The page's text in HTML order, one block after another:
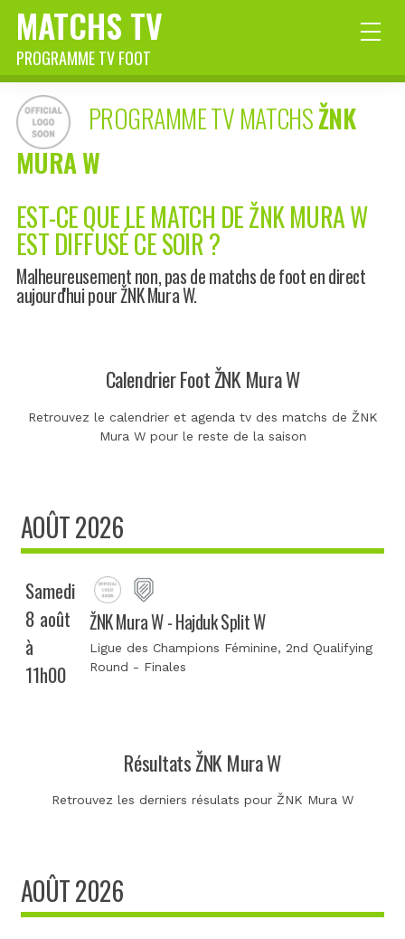
MATCHS TV
PROGRAMME TV FOOT
PROGRAMME TV MATCHSŽNK
MURA W
EST-CE QUE LE MATCH DE ŽNK MURA W
EST DIFFUSÉ CE SOIR ?
Malheureusement non, pas de matchs de foot en direct
aujourd'hui pour ŽNK Mura W.
Calendrier Foot ŽNK Mura W
Retrouvez le calendrier et agenda tv des matchs de ŽNK
Mura W pour le reste de la saison
AOÛT 2026
Samedi
8 août
à
11h00
ŽNK Mura W - Hajduk Split W
Ligue des Champions Féminine, 2nd Qualifying
Round - Finales
Résultats ŽNK Mura W
Retrouvez les derniers résulats pour ŽNK Mura W
AOÛT 2026